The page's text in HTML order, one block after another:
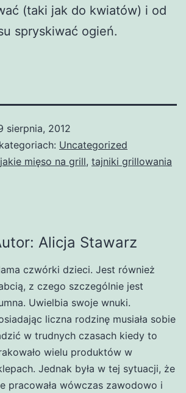
(taki jak do kwiatów) i od
spryskiwać ogień.
sierpnia, 2012
Uncategorized
jakie mięso na grill, tajniki grillowania
Alicja Stawarz
czwórki dzieci. Jest również
z czego szczególnie jest
Uwielbia swoje wnuki.
liczna rodzinę musiała sobie
w trudnych czasach kiedy to
wielu produktów w
Jednak była w tej sytuacji, że
pracowała wówczas zawodowo i